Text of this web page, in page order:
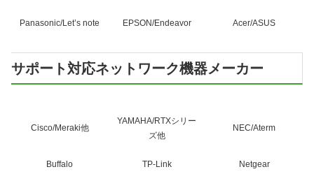
Panasonic/Let’s note EPSON/Endeavor Acer/ASUS
サポート対応ネットワーク機器メーカー
Cisco/Meraki他
YAMAHA/RTXシリー
ズ他
NEC/Aterm
Buffalo TP-Link Netgear